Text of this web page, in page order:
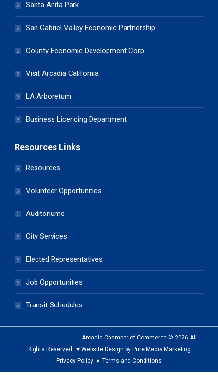
Santa Anita Park
San Gabriel Valley Economic Partnership
County Economic Development Corp.
Visit Arcadia California
LA Arboretum
Business Licencing Department
Resources Links
Resources
Volunteer Opportunities
Auditoriums
City Services
Elected Representatives
Job Opportunities
Transit Schedules
Arcadia Chamber of Commerce © 2026 All
Rights Reserved ♥ Website Design by Pure Media Marketing
Privacy Policy ♦ Terms and Conditions